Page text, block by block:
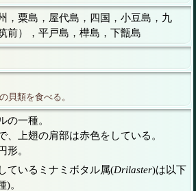
，粟島，屋代島，四国，小豆島，九
前），平戸島，樺島，下甑島
貝類を食べる。
の一種。
、上翅の肩部は赤色をしている。
形。
ているミナミボタル属(Drilaster)は以下
)。